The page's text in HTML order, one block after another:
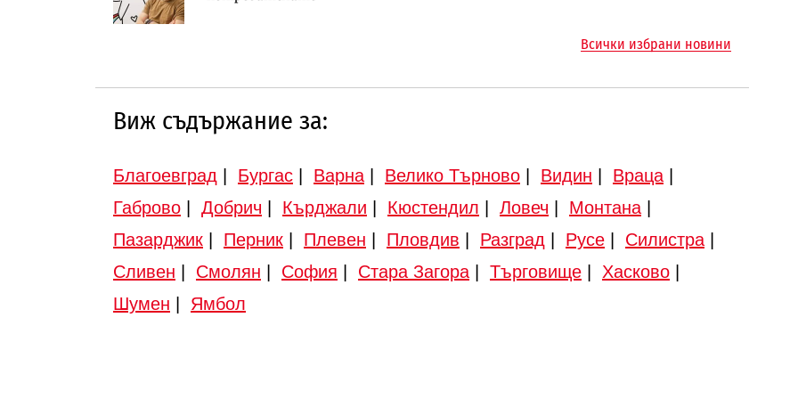
Всички избрани новини
Виж съдържание за:
Благоевград Бургас Варна Велико Търново Видин Враца
Габрово
Добрич Кърджали Кюстендил Ловеч Монтана
Пазарджик
Перник Плевен Пловдив Разград Русе Силистра
Сливен
Смолян София Стара Загора Търговище Хасково
Шумен
Ямбол